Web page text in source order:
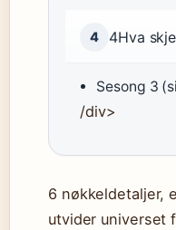
4 4Hva
Sesong 3
/div>
6 nøkkeldetaljer,
utvider universet